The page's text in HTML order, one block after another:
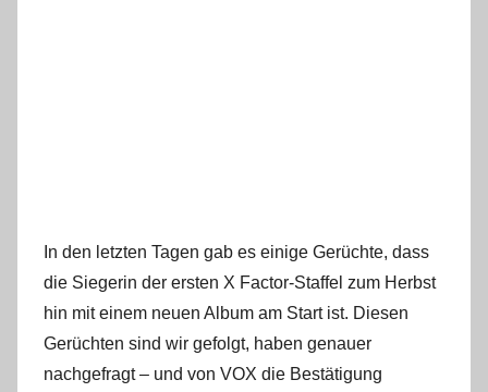
In den letzten Tagen gab es einige Gerüchte, dass
die Siegerin der ersten X Factor-Staffel zum Herbst
hin mit einem neuen Album am Start ist. Diesen
Gerüchten sind wir gefolgt, haben genauer
nachgefragt – und von VOX die Bestätigung